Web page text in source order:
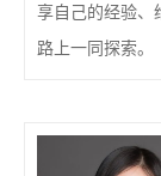
享自己的经验、
路上一同探索。